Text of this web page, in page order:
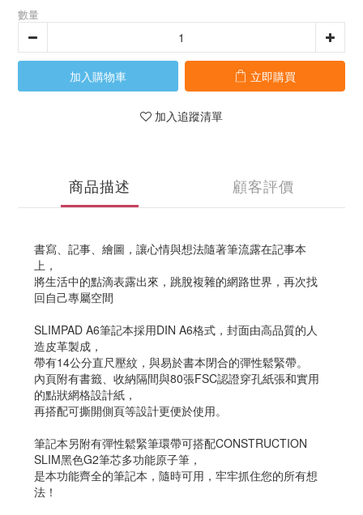
數量
加入購物車 立即購買
加入追蹤清單
商品描述 顧客評價
書寫、記事、繪圖，讓心情與想法隨著筆流露在記事本
上，
將生活中的點滴表露出來，跳脫複雜的網路世界，再次找
回自己專屬空間
SLIMPAD A6筆記本採用DIN A6格式，封面由高品質的人
造皮革製成，
帶有14公分直尺壓紋，與易於書本閉合的彈性鬆緊帶。
內頁附有書籤、收納隔間與80張FSC認證穿孔紙張和實用
的點狀網格設計紙，
再搭配可撕開側頁等設計更便於使用。
筆記本另附有彈性鬆緊筆環帶可搭配CONSTRUCTION
SLIM黑色G2筆芯多功能原子筆，
是本功能齊全的筆記本，隨時可用，牢牢抓住您的所有想
法！